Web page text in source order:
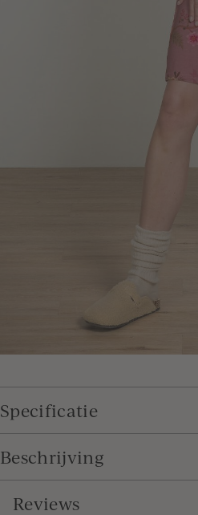
Specificatie
Beschrijving
Reviews